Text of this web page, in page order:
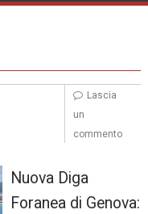
Nuova Diga
Foranea di Genova:
Lascia
un
commento